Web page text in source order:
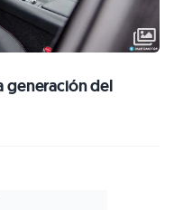
generación del